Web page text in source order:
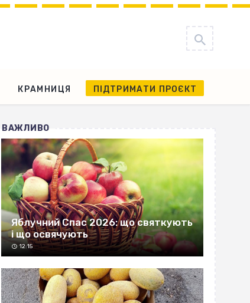
КРАМНИЦЯ ПІДТРИМАТИ ПРОЄКТ
ВАЖЛИВО
Яблучний Спас 2026: що святкують
і що освячують
12:15